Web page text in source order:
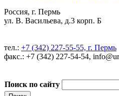
Россия, г. Пермь
ул. В. Васильева, д.3 корп. Б
тел.: +7 (342) 227-55-55, г. Пермь
факс.: +7 (342) 227-54-54,
Поиск по сайту